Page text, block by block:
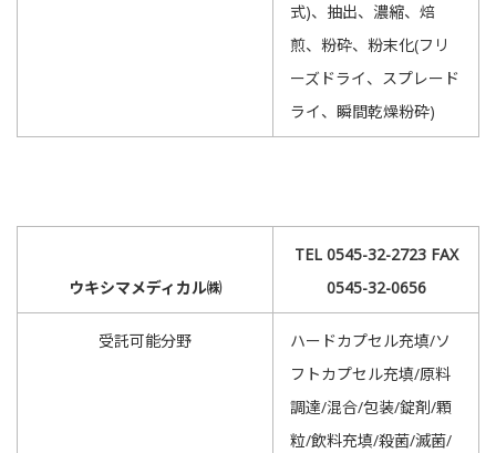
式)、抽出、濃縮、焙
煎、粉砕、粉末化(フリ
ーズドライ、スプレード
ライ、瞬間乾燥粉砕)
ウキシマメディカル㈱
TEL 0545-32-2723 FAX
0545-32-0656
受託可能分野
ハードカプセル充填/ソ
フトカプセル充填/原料
調達/混合/包装/錠剤/顆
粒/飲料充填/殺菌/滅菌/